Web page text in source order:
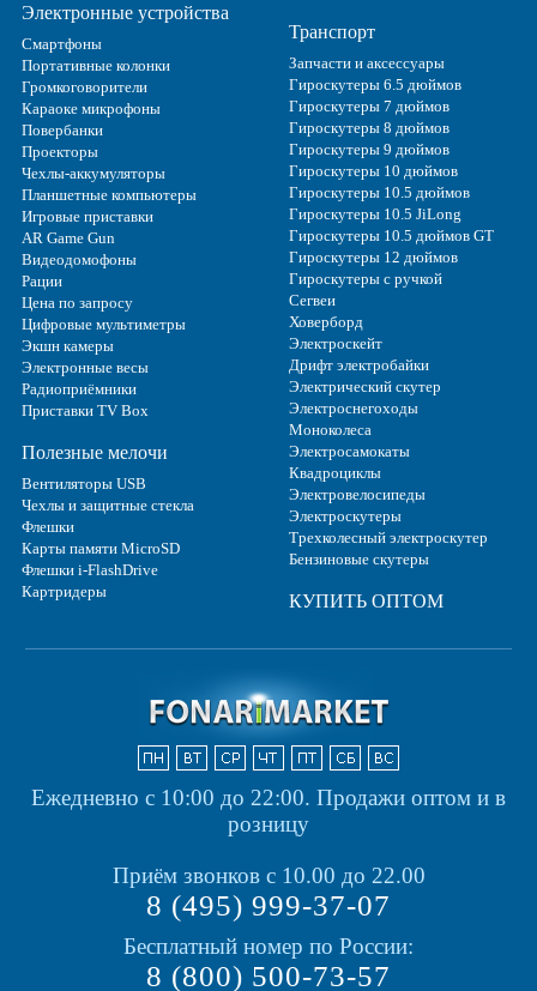
Электронные устройства
Смартфоны
Портативные колонки
Громкоговорители
Караоке микрофоны
Повербанки
Проекторы
Чехлы-аккумуляторы
Планшетные компьютеры
Игровые приставки
AR Game Gun
Видеодомофоны
Рации
Цена по запросу
Цифровые мультиметры
Экшн камеры
Электронные весы
Радиоприёмники
Приставки TV Box
Полезные мелочи
Вентиляторы USB
Чехлы и защитные стекла
Флешки
Карты памяти MicroSD
Флешки i-FlashDrive
Картридеры
Транспорт
Запчасти и аксессуары
Гироскутеры 6.5 дюймов
Гироскутеры 7 дюймов
Гироскутеры 8 дюймов
Гироскутеры 9 дюймов
Гироскутеры 10 дюймов
Гироскутеры 10.5 дюймов
Гироскутеры 10.5 JiLong
Гироскутеры 10.5 дюймов GT
Гироскутеры 12 дюймов
Гироскутеры с ручкой
Сегвеи
Ховерборд
Электроскейт
Дрифт электробайки
Электрический скутер
Электроснегоходы
Моноколеса
Электросамокаты
Квадроциклы
Электровелосипеды
Электроскутеры
Трехколесный электроскутер
Бензиновые скутеры
КУПИТЬ ОПТОМ
Ежедневно с 10:00 до 22:00. Продажи оптом и в
розницу
Приём звонков с 10.00 до 22.00
8 (495) 999-37-07
Бесплатный номер по России:
8 (800) 500-73-57